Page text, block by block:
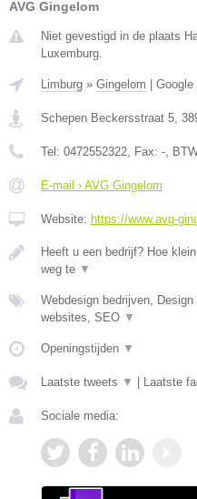
AVG Gingelom
Niet gevestigd in de plaats
Luxemburg.
Limburg » Gingelom Google
Schepen Beckersstraat 5,
Tel: 0472552322, Fax: -,
E-mail › AVG Gingelom
Website: https://www.avg-
Heeft u een bedrijf? Hoe
weg te ▼
Webdesign bedrijven,
websites, SEO ▼
Openingstijden ▼
Laatste tweets ▼ Laatste
Sociale media: